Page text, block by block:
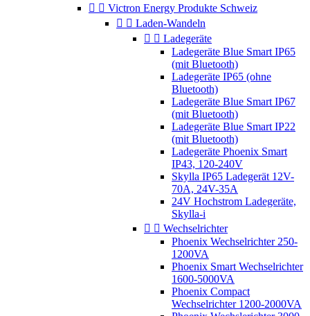
  Victron Energy Produkte Schweiz
  Laden-Wandeln
  Ladegeräte
Ladegeräte Blue Smart IP65
(mit Bluetooth)
Ladegeräte IP65 (ohne
Bluetooth)
Ladegeräte Blue Smart IP67
(mit Bluetooth)
Ladegeräte Blue Smart IP22
(mit Bluetooth)
Ladegeräte Phoenix Smart
IP43, 120-240V
Skylla IP65 Ladegerät 12V-
70A, 24V-35A
24V Hochstrom Ladegeräte,
Skylla-i
  Wechselrichter
Phoenix Wechselrichter 250-
1200VA
Phoenix Smart Wechselrichter
1600-5000VA
Phoenix Compact
Wechselrichter 1200-2000VA